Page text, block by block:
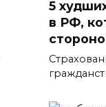
5
в РФ,